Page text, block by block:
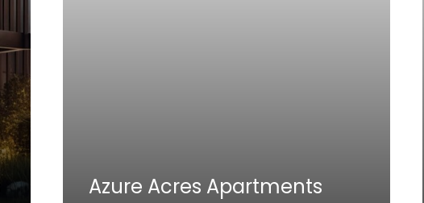
Azure Acres Apartments